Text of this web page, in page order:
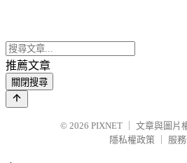
推薦文章
關閉搜尋
© 2026 PIXNET
文章與圖片
隱私權政策
服